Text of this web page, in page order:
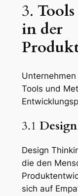
3.
in der
Tools und
3.1
Design
die den
sich auf